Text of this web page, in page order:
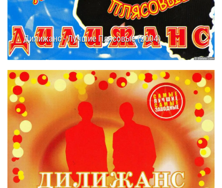
Дилижанс - Лучшие Плясовые (2004)
21.08.202510:35